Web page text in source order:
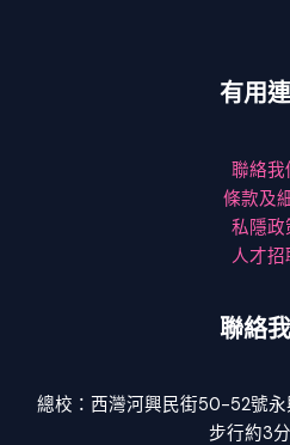
有用
聯絡我
條款及
私隱政
人才招
聯絡
總校：西灣河興民街50-52號永
步行約3分